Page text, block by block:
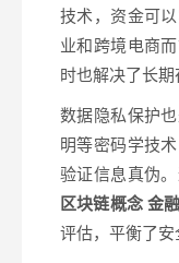
技术，资金可
业和跨境电商
时也解决了长期
数据隐私保护
明等密码学技
验证信息真伪
区块链概念 金融
评估，平衡了安